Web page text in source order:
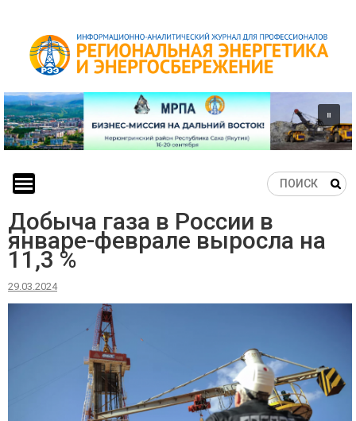
content
Добыча газа в России в
январе-феврале выросла на
11,3 %
29.03.2024